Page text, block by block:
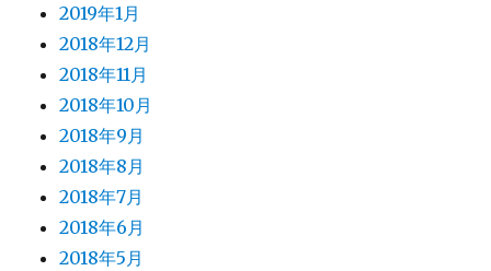
2019年1月
2018年12月
2018年11月
2018年10月
2018年9月
2018年8月
2018年7月
2018年6月
2018年5月